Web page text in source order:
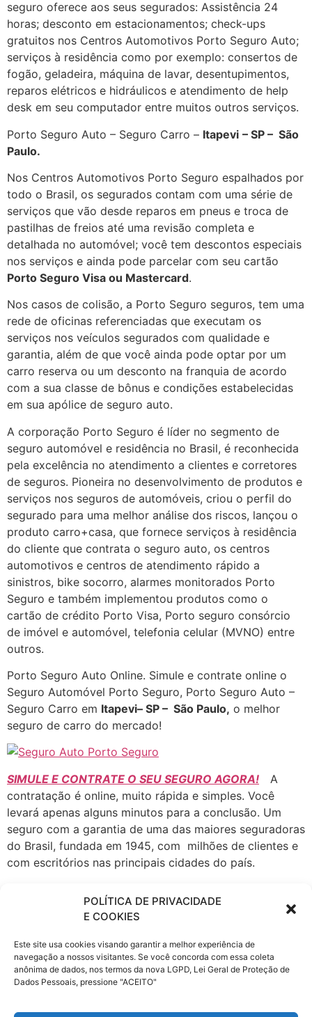
POLÍTICA DE PRIVACIDADE
E COOKIES
Este site usa cookies visando garantir a melhor experiência de
navegação a nossos visitantes. Se você concorda com essa coleta
anônima de dados, nos termos da nova LGPD, Lei Geral de Proteção de
Dados Pessoais, pressione "ACEITO"
seguro oferece aos seus segurados: Assistência 24
horas; desconto em estacionamentos; check-ups
gratuitos nos Centros Automotivos Porto Seguro Auto;
serviços à residência como por exemplo: consertos de
fogão, geladeira, máquina de lavar, desentupimentos,
reparos elétricos e hidráulicos e atendimento de help
desk em seu computador entre muitos outros serviços.
Porto Seguro Auto – Seguro Carro – Itapevi – SP – São
Paulo.
Nos Centros Automotivos Porto Seguro espalhados por
todo o Brasil, os segurados contam com uma série de
serviços que vão desde reparos em pneus e troca de
pastilhas de freios até uma revisão completa e
detalhada no automóvel; você tem descontos especiais
nos serviços e ainda pode parcelar com seu cartão
Porto Seguro Visa ou Mastercard.
Nos casos de colisão, a Porto Seguro seguros, tem uma
rede de oficinas referenciadas que executam os
serviços nos veículos segurados com qualidade e
garantia, além de que você ainda pode optar por um
carro reserva ou um desconto na franquia de acordo
com a sua classe de bônus e condições estabelecidas
em sua apólice de seguro auto.
A corporação Porto Seguro é líder no segmento de
seguro automóvel e residência no Brasil, é reconhecida
pela excelência no atendimento a clientes e corretores
de seguros. Pioneira no desenvolvimento de produtos e
serviços nos seguros de automóveis, criou o perfil do
segurado para uma melhor análise dos riscos, lançou o
produto carro+casa, que fornece serviços à residência
do cliente que contrata o seguro auto, os centros
automotivos e centros de atendimento rápido a
sinistros, bike socorro, alarmes monitorados Porto
Seguro e também implementou produtos como o
cartão de crédito Porto Visa, Porto seguro consórcio
de imóvel e automóvel, telefonia celular (MVNO) entre
outros.
Porto Seguro Auto Online. Simule e contrate online o
Seguro Automóvel Porto Seguro, Porto Seguro Auto –
Seguro Carro em Itapevi– SP – São Paulo, o melhor
seguro de carro do mercado!
SIMULE E CONTRATE O SEU SEGURO AGORA!
A
contratação é online, muito rápida e simples. Você
levará apenas alguns minutos para a conclusão. Um
seguro com a garantia de uma das maiores seguradoras
do Brasil, fundada em 1945, com milhões de clientes e
com escritórios nas principais cidades do país.
Patrimoniais e de Pessoas, seguro Automóvel, Saúde
Empresarial, fiança locatícia, Patrimonial, Vida e
Transportes, Previdência, Consórcio de Imóveis e
Automóveis, Administração de Investimentos,
Financiamento, Capitalização e Cartão de Crédito,
Proteção e Monitoramento, Serviços a Condomínios e